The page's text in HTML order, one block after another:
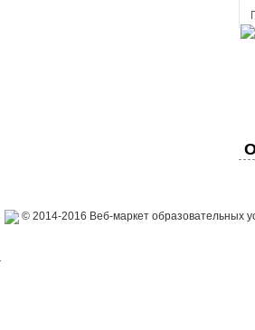
© 2014-2016 Веб-маркет образовательных